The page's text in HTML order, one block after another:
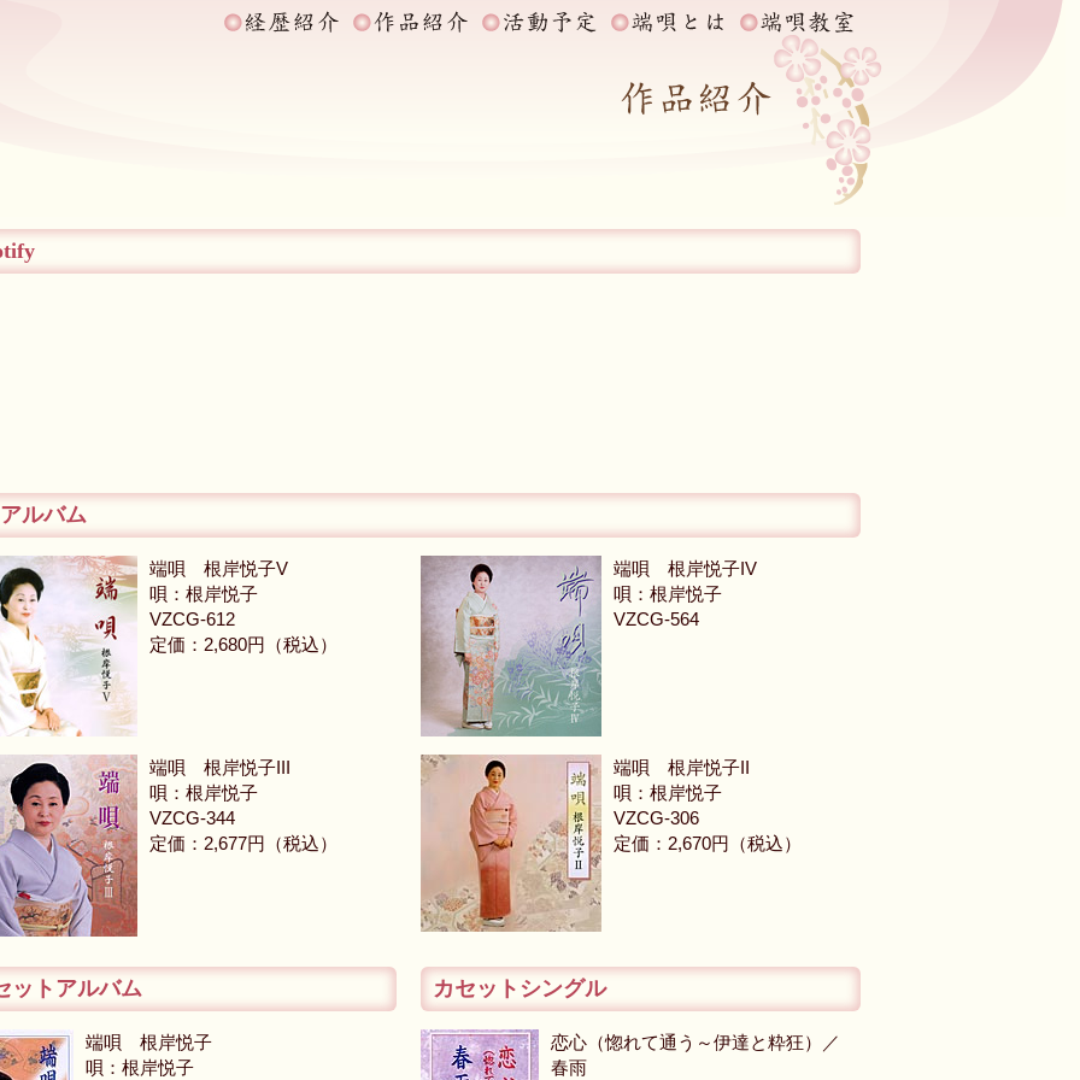
ルバム
端唄 根岸悦子V
唄：根岸悦子
VZCG-612
定価：2,680円（税込）
端唄 根岸悦子IV
唄：根岸悦子
VZCG-564
端唄 根岸悦子III
唄：根岸悦子
VZCG-344
定価：2,677円（税込）
端唄 根岸悦子II
唄：根岸悦子
VZCG-306
定価：2,670円（税込）
ットアルバム
端唄 根岸悦子
唄：根岸悦子
カセットシングル
恋心（惚れて通う～伊達と粋狂）／
春雨